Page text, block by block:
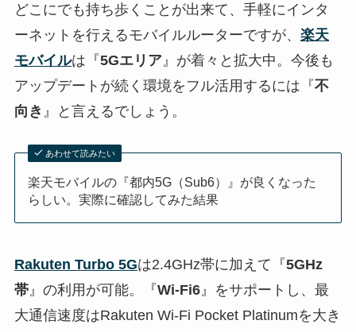
どこにでも持ち歩くことが出来て、手軽にインタ
ーネットを行えるモバイルルーターですが、 楽天
モバイルは『5Gエリア』が着々と拡大中。今後も
アップデートが続く環境をフル活用するには『不
向き 』と言えるでしょう。
あわせて読みたい
楽天モバイルの『都内5G（Sub6）』が良くなった
らしい。実際に確認してみた結果
Rakuten Turbo 5Gは2.4GHz帯に加えて『5GHz
帯』の利用が可能。『Wi-Fi6』をサポートし、最
大通信速度はRakuten Wi-Fi Pocket Platinumを大き